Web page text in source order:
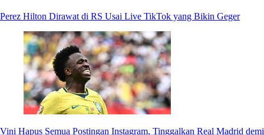
Perez Hilton Dirawat di RS Usai Live TikTok yang Bikin Geger
Vini Hapus Semua Postingan Instagram, Tinggalkan Real Madrid demi